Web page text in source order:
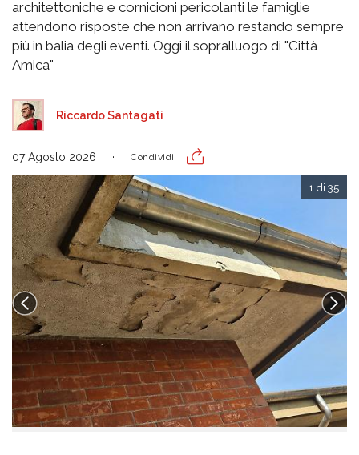
architettoniche e cornicioni pericolanti le famiglie
attendono risposte che non arrivano restando sempre
più in balia degli eventi. Oggi il sopralluogo di "Città
Amica"
Riccardo Santagati
07 Agosto 2026 Condividi
1 di 35